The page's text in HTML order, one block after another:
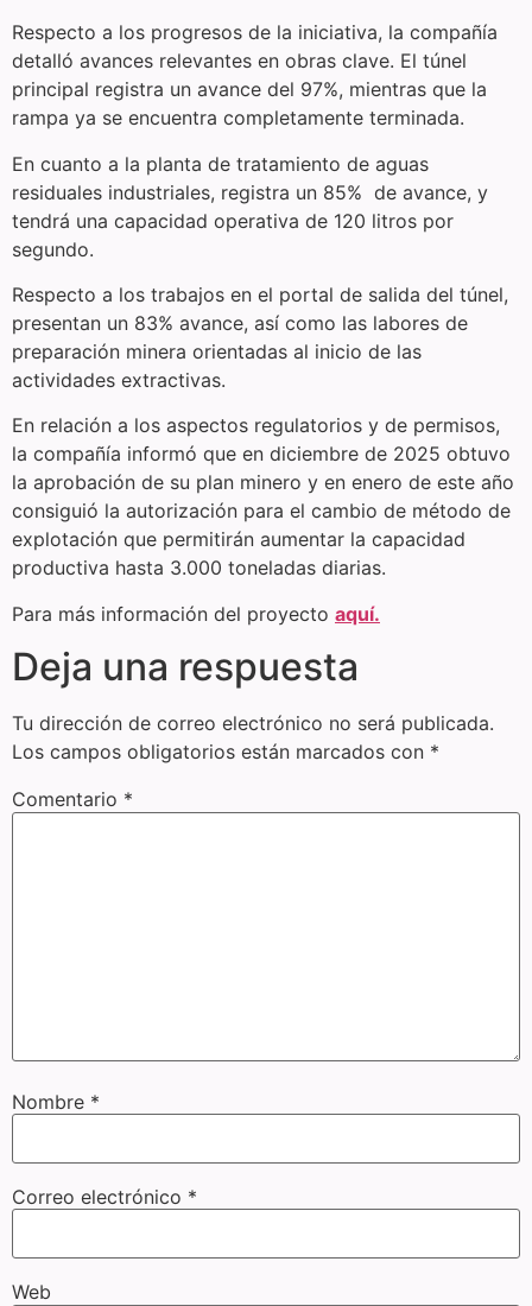
Respecto a los progresos de la iniciativa, la compañía
detalló avances relevantes en obras clave. El túnel
principal registra un avance del 97%, mientras que la
rampa ya se encuentra completamente terminada.
En cuanto a la planta de tratamiento de aguas
residuales industriales, registra un 85% de avance, y
tendrá una capacidad operativa de 120 litros por
segundo.
Respecto a los trabajos en el portal de salida del túnel,
presentan un 83% avance, así como las labores de
preparación minera orientadas al inicio de las
actividades extractivas.
En relación a los aspectos regulatorios y de permisos,
la compañía informó que en diciembre de 2025 obtuvo
la aprobación de su plan minero y en enero de este año
consiguió la autorización para el cambio de método de
explotación que permitirán aumentar la capacidad
productiva hasta 3.000 toneladas diarias.
Para más información del proyecto aquí.
Deja una respuesta
Tu dirección de correo electrónico no será publicada.
Los campos obligatorios están marcados con *
Comentario *
Nombre *
Correo electrónico *
Web